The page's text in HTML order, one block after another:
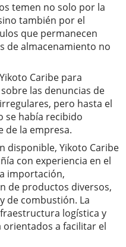
temen no solo por la
también por el
que permanecen
de almacenamiento no
Caribe para
las denuncias de
pero hasta el
se había recibido
de la empresa.
disponible, Yikoto Caribe
con experiencia en el
importación,
de productos diversos,
de combustión. La
logística y
a facilitar el